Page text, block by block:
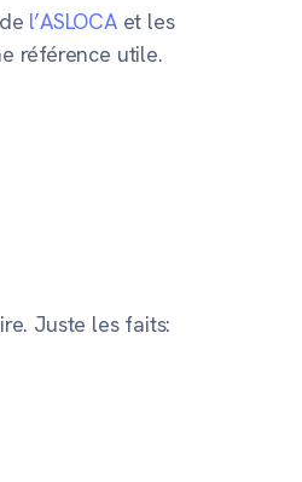
l’ASLOCAet les
référence utile.
Juste les faits: